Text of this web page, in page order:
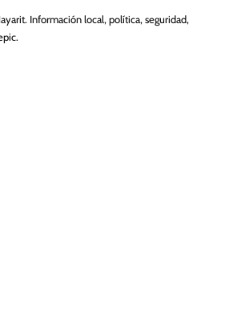
Información local, política, seguridad,